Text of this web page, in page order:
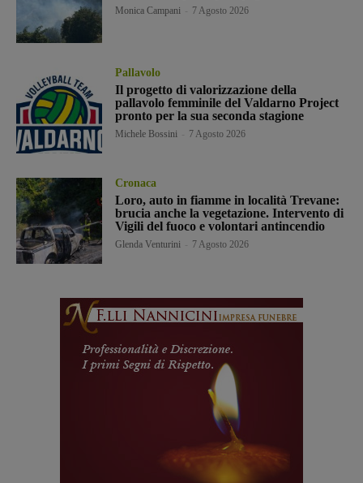
Monica Campani 7 Agosto 2026
Pallavolo
Il progetto di valorizzazione della
pallavolo femminile del Valdarno Project
pronto per la sua seconda stagione
Michele Bossini 7 Agosto 2026
Cronaca
Loro, auto in fiamme in località Trevane:
brucia anche la vegetazione. Intervento di
Vigili del fuoco e volontari antincendio
Glenda Venturini 7 Agosto 2026